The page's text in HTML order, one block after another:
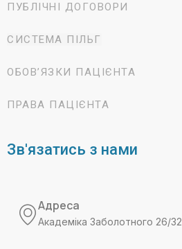
ПУБЛІЧНІ ДОГОВОРИ
СИСТЕМА ПІЛЬГ
ОБОВ’ЯЗКИ ПАЦІЄНТА
ПРАВА ПАЦІЄНТА
Зв'язатись з нами
Адреса
Академіка Заболотного 26/32